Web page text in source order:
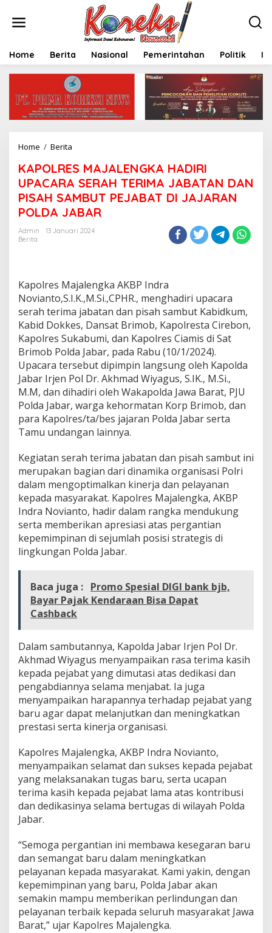
Home Berita Nasional Pemerintahan Politik
Home / Berita
P
O
L
R
E
M
E
N
G
K
A
H
A
D
I
R
U
P
A
A
R
A
S
E
R
H
T
E
M
A
J
A
T
A
N
D
A
N
P
I
A
H
S
A
M
B
E
J
A
B
A
T
D
I
KAPOLRES MAJALENGKA HADIRI
UPACARA SERAH TERIMA JABATAN DAN
PISAH SAMBUT PEJABAT DI JAJARAN
POLDA JABAR
Admin
13 Januari 2024
Berita
Kapolres Majalengka AKBP Indra
Novianto,S.I.K.,M.Si.,CPHR., menghadiri upacara
serah terima jabatan dan pisah sambut Kabidkum,
Kabid Dokkes, Dansat Brimob, Kapolresta Cirebon,
Kapolres Sukabumi, dan Kapolres Ciamis di Sat
Brimob Polda Jabar, pada Rabu (10/1/2024).
Upacara tersebut dipimpin langsung oleh Kapolda
Jabar Irjen Pol Dr. Akhmad Wiyagus, S.IK., M.Si.,
M.M, dan dihadiri oleh Wakapolda Jawa Barat, PJU
Polda Jabar, warga kehormatan Korp Brimob, dan
para Kapolres/ta/bes jajaran Polda Jabar serta
Tamu undangan lainnya.
Kegiatan serah terima jabatan dan pisah sambut ini
merupakan bagian dari dinamika organisasi Polri
dalam mengoptimalkan kinerja dan pelayanan
kepada masyarakat. Kapolres Majalengka, AKBP
Indra Novianto, hadir dalam rangka mendukung
serta memberikan apresiasi atas pergantian
kepemimpinan di sejumlah posisi strategis di
lingkungan Polda Jabar.
Baca juga : Promo Spesial DIGI bank bjb,
Bayar Pajak Kendaraan Bisa Dapat
Cashback
Dalam sambutannya, Kapolda Jabar Irjen Pol Dr.
Akhmad Wiyagus menyampaikan rasa terima kasih
kepada pejabat yang dimutasi atas dedikasi dan
pengabdiannya selama menjabat. Ia juga
menyampaikan harapannya terhadap pejabat yang
baru agar dapat melanjutkan dan meningkatkan
prestasi serta kinerja organisasi.
Kapolres Majalengka, AKBP Indra Novianto,
menyampaikan selamat dan sukses kepada pejabat
yang melaksanakan tugas baru, serta ucapan
terima kasih kepada pejabat lama atas kontribusi
dan dedikasinya selama bertugas di wilayah Polda
Jabar.
“Semoga pergantian ini membawa kesegaran baru
dan semangat baru dalam meningkatkan
pelayanan kepada masyarakat. Kami yakin, dengan
kepemimpinan yang baru, Polda Jabar akan
semakin mampu memberikan perlindungan dan
pelayanan terbaik kepada seluruh masyarakat Jawa
Barat,” ujar Kapolres Majalengka.